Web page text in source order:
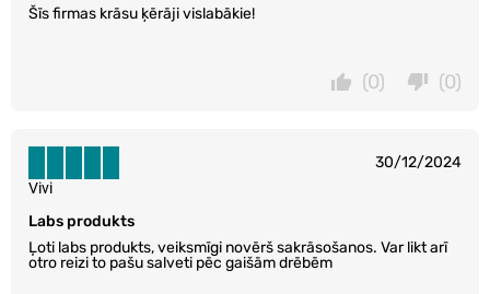
Šīs firmas krāsu ķērāji vislabākie!
(0)
(0)
30/12/2024
Labs produkts
Ļoti labs produkts, veiksmīgi novērš sakrāsošanos. Var likt arī
otro reizi to pašu salveti pēc gaišām drēbēm
Vivi